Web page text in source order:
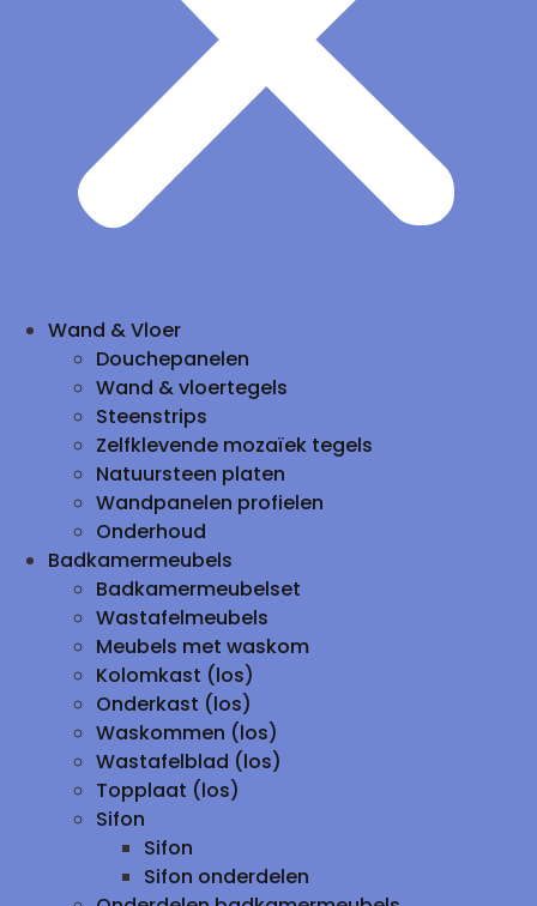
Wand & Vloer
Douchepanelen
Wand & vloertegels
Steenstrips
Zelfklevende mozaïek tegels
Natuursteen platen
Wandpanelen profielen
Onderhoud
Badkamermeubels
Badkamermeubelset
Wastafelmeubels
Meubels met waskom
Kolomkast (los)
Onderkast (los)
Waskommen (los)
Wastafelblad (los)
Topplaat (los)
Sifon
Sifon
Sifon onderdelen